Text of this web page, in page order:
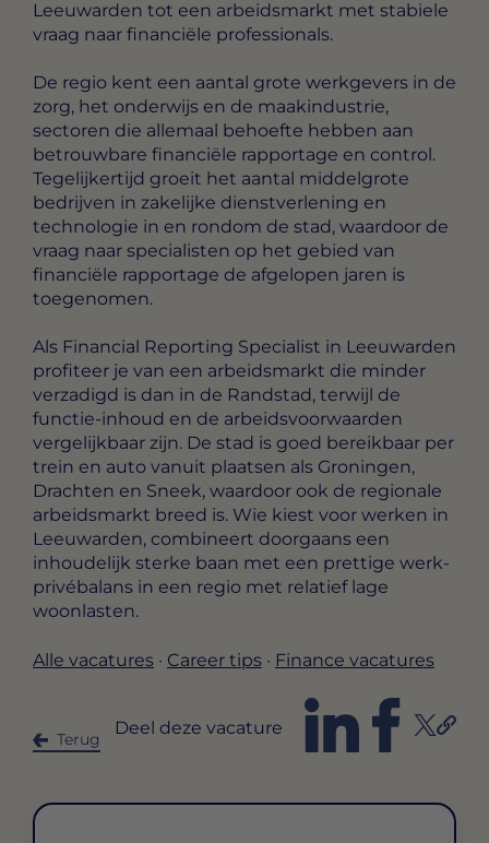
Leeuwarden tot een arbeidsmarkt met stabiele
vraag naar financiële professionals.
De regio kent een aantal grote werkgevers in de
zorg, het onderwijs en de maakindustrie,
sectoren die allemaal behoefte hebben aan
betrouwbare financiële rapportage en control.
Tegelijkertijd groeit het aantal middelgrote
bedrijven in zakelijke dienstverlening en
technologie in en rondom de stad, waardoor de
vraag naar specialisten op het gebied van
financiële rapportage de afgelopen jaren is
toegenomen.
Als Financial Reporting Specialist in Leeuwarden
profiteer je van een arbeidsmarkt die minder
verzadigd is dan in de Randstad, terwijl de
functie-inhoud en de arbeidsvoorwaarden
vergelijkbaar zijn. De stad is goed bereikbaar per
trein en auto vanuit plaatsen als Groningen,
Drachten en Sneek, waardoor ook de regionale
arbeidsmarkt breed is. Wie kiest voor werken in
Leeuwarden, combineert doorgaans een
inhoudelijk sterke baan met een prettige werk-
privébalans in een regio met relatief lage
woonlasten.
Alle vacatures · Career tips · Finance vacatures
Terug
Deel deze vacature